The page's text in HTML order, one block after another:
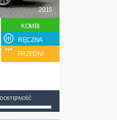
2015
KOMBI
RĘCZNA
PRZEDNI
DOSTĘPNOŚĆ